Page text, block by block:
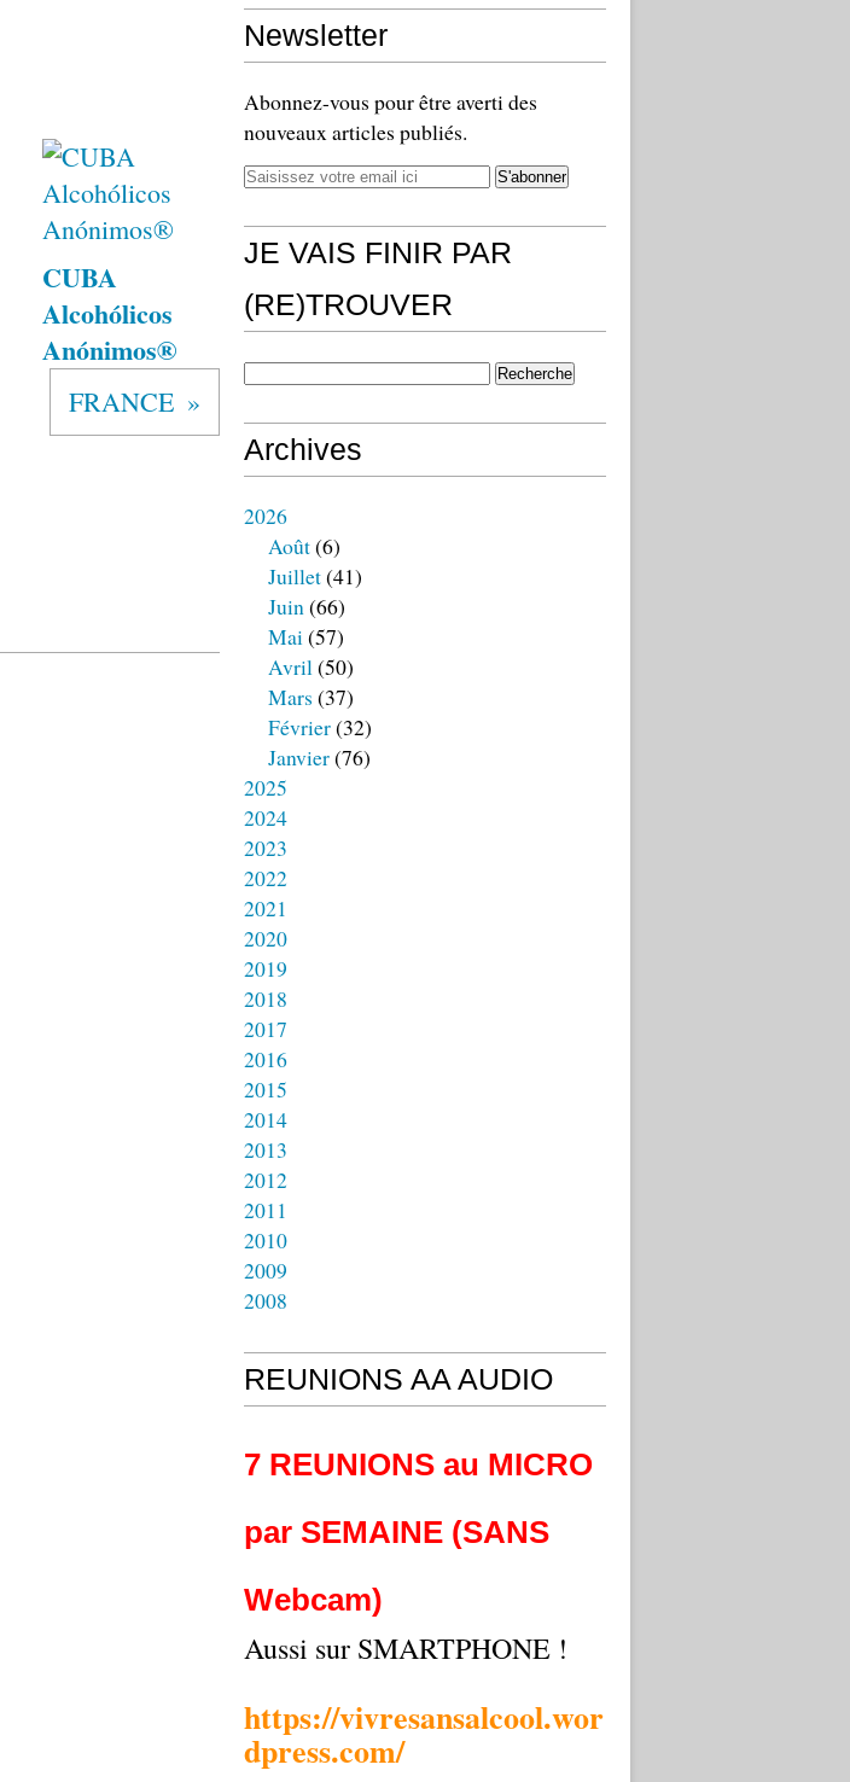
CUBA
Alcohólicos
Anónimos®
FRANCE
Newsletter
Abonnez-vous pour être averti des
nouveaux articles publiés.
JE VAIS FINIR PAR
(RE)TROUVER
Archives
2026
Août(6)
Juillet(41)
Juin(66)
Mai(57)
Avril(50)
Mars (37)
Février(32)
Janvier(76)
2025
2024
2023
2022
2021
2020
2019
2018
2017
2016
2015
2014
2013
2012
2011
2010
2009
2008
REUNIONS AA AUDIO
7 REUNIONS au MICRO
par SEMAINE (SANS
Webcam)
Aussi sur SMARTPHONE !
https://vivresansalcool.wor
dpress.com/